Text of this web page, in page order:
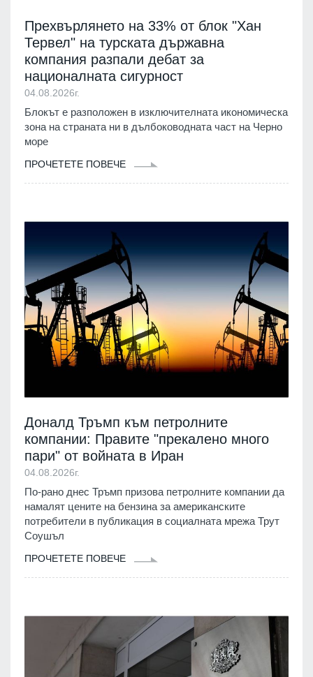
Прехвърлянето на 33% от блок "Хан
Тервел" на турската държавна
компания разпали дебат за
националната сигурност
04.08.2026г.
Блокът е разположен в изключителната икономическа
зона на страната ни в дълбоководната част на Черно
море
ПРОЧЕТЕТЕ ПОВЕЧЕ
Доналд Тръмп към петролните
компании: Правите "прекалено много
пари" от войната в Иран
04.08.2026г.
По-рано днес Тръмп призова петролните компании да
намалят цените на бензина за американските
потребители в публикация в социалната мрежа Трут
Соушъл
ПРОЧЕТЕТЕ ПОВЕЧЕ